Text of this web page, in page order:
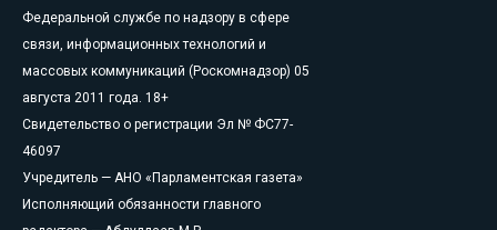
Федеральной службе по надзору в сфере
связи, информационных технологий и
массовых коммуникаций (Роскомнадзор) 05
августа 2011 года. 18+
Свидетельство о регистрации Эл № ФС77-
46097
Учредитель — АНО «Парламентская газета»
Исполняющий обязанности главного